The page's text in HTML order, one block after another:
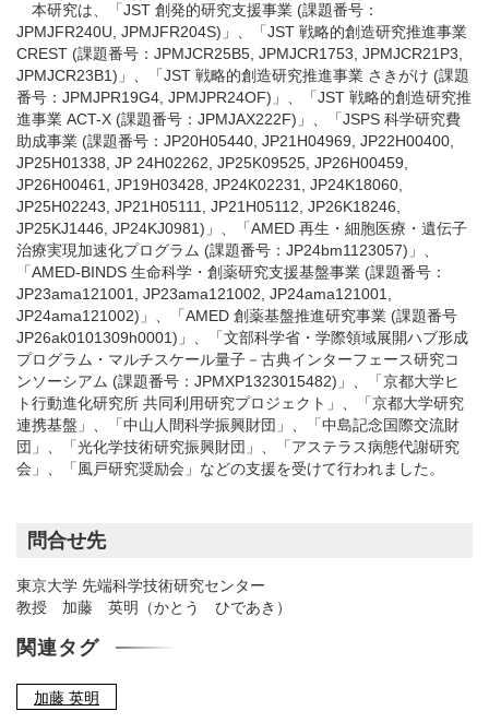
本研究は、「JST 創発的研究支援事業 (課題番号：
JPMJFR240U, JPMJFR204S)」、「JST 戦略的創造研究推進事業
CREST (課題番号：JPMJCR25B5, JPMJCR1753, JPMJCR21P3,
JPMJCR23B1)」、「JST 戦略的創造研究推進事業 さきがけ (課題
番号：JPMJPR19G4, JPMJPR24OF)」、「JST 戦略的創造研究推
進事業 ACT-X (課題番号：JPMJAX222F)」、「JSPS 科学研究費
助成事業 (課題番号：JP20H05440, JP21H04969, JP22H00400,
JP25H01338, JP 24H02262, JP25K09525, JP26H00459,
JP26H00461, JP19H03428, JP24K02231, JP24K18060,
JP25H02243, JP21H05111, JP21H05112, JP26K18246,
JP25KJ1446, JP24KJ0981)」、「AMED 再生・細胞医療・遺伝子
治療実現加速化プログラム (課題番号：JP24bm1123057)」、
「AMED-BINDS 生命科学・創薬研究支援基盤事業 (課題番号：
JP23ama121001, JP23ama121002, JP24ama121001,
JP24ama121002)」、「AMED 創薬基盤推進研究事業 (課題番号
JP26ak0101309h0001)」、「文部科学省・学際領域展開ハブ形成
プログラム・マルチスケール量子－古典インターフェース研究コ
ンソーシアム (課題番号：JPMXP1323015482)」、「京都大学ヒ
ト行動進化研究所 共同利用研究プロジェクト」、「京都大学研究
連携基盤」、「中山人間科学振興財団」、「中島記念国際交流財
団」、「光化学技術研究振興財団」、「アステラス病態代謝研究
会」、「風戸研究奨励会」などの支援を受けて行われました。
問合せ先
東京大学 先端科学技術研究センター
教授 加藤 英明（かとう ひであき）
関連タグ
加藤 英明